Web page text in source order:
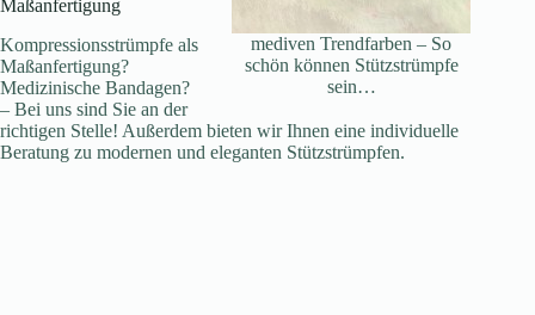
mediven Trendfarben – So
schön können Stützstrümpfe
sein…
Maßanfertigung
Kompressionsstrümpfe als
Maßanfertigung?
Medizinische Bandagen?
– Bei uns sind Sie an der
richtigen Stelle! Außerdem bieten wir Ihnen eine individuelle
Beratung zu modernen und eleganten Stützstrümpfen.